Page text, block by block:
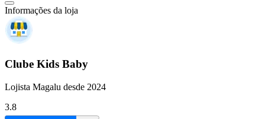
Informações da loja
Clube Kids Baby
Lojista Magalu desde 2024
3.8